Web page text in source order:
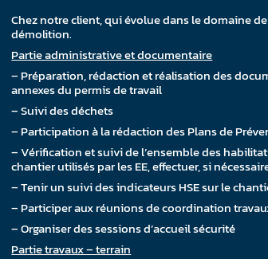
Chez notre client, qui évolue dans le domaine
démolition.
Partie administrative et documentaire
– Préparation, rédaction et réalisation des
annexes du permis de travail
– Suivi des déchets
– Participation à la rédaction des Plans de
– Vérification et suivi de l’ensemble des
chantier utilisés par les EE, effectuer, si
– Tenir un suivi des indicateurs HSE sur le
– Participer aux réunions de coordination
– Organiser des sessions d’accueil sécurité
Partie travaux – terrain